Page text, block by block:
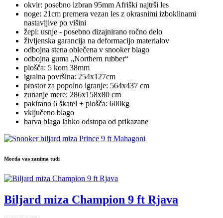
okvir: posebno izbran 95mm Afriški najtrši les
noge: 21cm premera vezan les z okrasnimi izboklinami
nastavljive po višini
žepi: usnje - posebno dizajnirano ročno delo
življenska garancija na deformacijo materialov
odbojna stena oblečena v snooker blago
odbojna guma „Northern rubber“
plošča: 5 kom 38mm
igralna površina: 254x127cm
prostor za popolno igranje: 564x437 cm
zunanje mere: 286x158x80 cm
pakirano 6 škatel + plošča: 600kg
vključeno blago
barva blaga lahko odstopa od prikazane
Morda vas zanima tudi
Biljard miza Champion 9 ft Rjava